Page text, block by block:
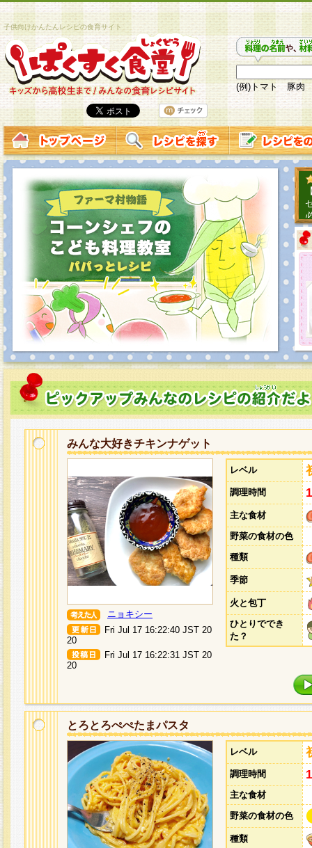
子供向けかんたんレシピの食育サイト
(例)トマト 豚肉
みんな大好きチキンナゲット
ニョキシー
Fri Jul 17 16:22:40 JST 20
20
Fri Jul 17 16:22:31 JST 20
20
レベル
調理時間
主な食材
野菜の食材の色
種類
季節
火と包丁
ひとりででき
た？
とろとろぺぺたまパスタ
レベル
調理時間
主な食材
野菜の食材の色
種類